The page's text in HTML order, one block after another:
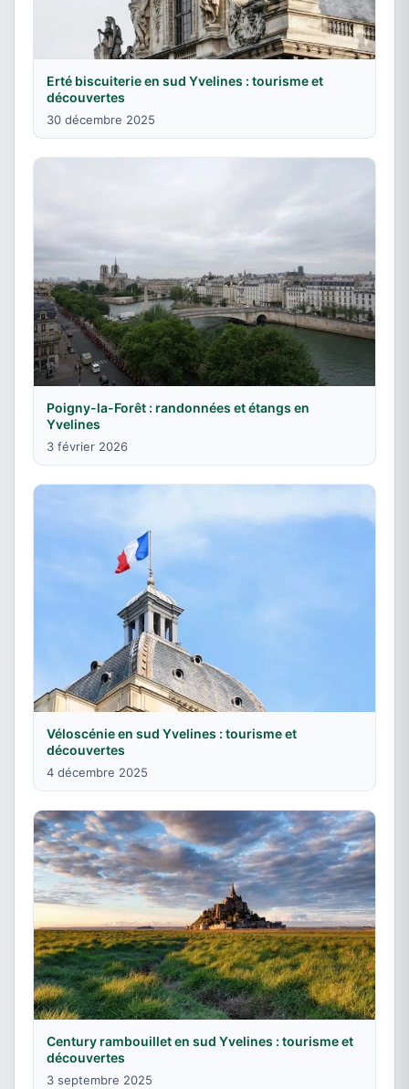
Erté biscuiterie en sud Yvelines : tourisme et
découvertes
30 décembre 2025
Poigny-la-Forêt : randonnées et étangs en
Yvelines
3 février 2026
Véloscénie en sud Yvelines : tourisme et
découvertes
4 décembre 2025
Century rambouillet en sud Yvelines : tourisme et
découvertes
3 septembre 2025